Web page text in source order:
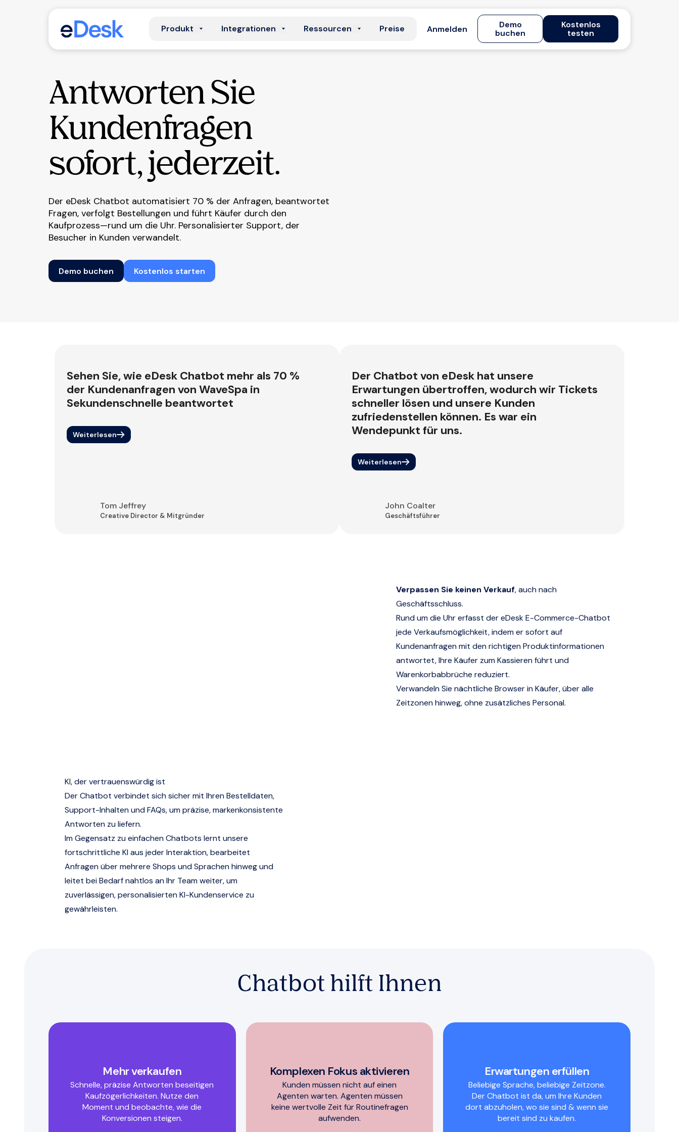
Produkt Integrationen Ressourcen Preise Anmelden
Demo
buchen
Kostenlos
testen
Antworten Sie
Kundenfragen
sofort, jederzeit.
Der eDesk Chatbot automatisiert 70 % der Anfragen, beantwortet
Fragen, verfolgt Bestellungen und führt Käufer durch den
Kaufprozess—rund um die Uhr. Personalisierter Support, der
Besucher in Kunden verwandelt.
Demo buchen Kostenlos starten
Sehen Sie, wie eDesk Chatbot mehr als 70 %
der Kundenanfragen von WaveSpa in
Sekundenschnelle beantwortet
Weiterlesen
Tom Jeffrey
Creative Director & Mitgründer
Der Chatbot von eDesk hat unsere
Erwartungen übertroffen, wodurch wir Tickets
schneller lösen und unsere Kunden
zufriedenstellen können. Es war ein
Wendepunkt für uns.
Weiterlesen
John Coalter
Geschäftsführer
Verpassen Sie keinen Verkauf, auch nach
Geschäftsschluss.
Rund um die Uhr erfasst der eDesk E-Commerce-Chatbot
jede Verkaufsmöglichkeit, indem er sofort auf
Kundenanfragen mit den richtigen Produktinformationen
antwortet, Ihre Käufer zum Kassieren führt und
Warenkorbabbrüche reduziert.
Verwandeln Sie nächtliche Browser in Käufer, über alle
Zeitzonen hinweg, ohne zusätzliches Personal.
KI, der vertrauenswürdig ist
Der Chatbot verbindet sich sicher mit Ihren Bestelldaten,
Support-Inhalten und FAQs, um präzise, markenkonsistente
Antworten zu liefern.
Im Gegensatz zu einfachen Chatbots lernt unsere
fortschrittliche KI aus jeder Interaktion, bearbeitet
Anfragen über mehrere Shops und Sprachen hinweg und
leitet bei Bedarf nahtlos an Ihr Team weiter, um
zuverlässigen, personalisierten KI-Kundenservice zu
gewährleisten.
Chatbot hilft Ihnen
Mehr verkaufen
Schnelle, präzise Antworten beseitigen
Kaufzögerlichkeiten. Nutze den
Moment und beobachte, wie die
Konversionen steigen.
Komplexen Fokus aktivieren
Kunden müssen nicht auf einen
Agenten warten. Agenten müssen
keine wertvolle Zeit für Routinefragen
aufwenden.
Erwartungen erfüllen
Beliebige Sprache, beliebige Zeitzone.
Der Chatbot ist da, um Ihre Kunden
dort abzuholen, wo sie sind & wenn sie
bereit sind zu kaufen.